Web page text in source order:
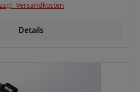
Versandkosten
Details